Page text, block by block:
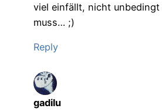
viel einfällt, nicht
muss… ;)
Reply
gadilu